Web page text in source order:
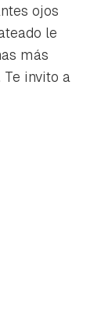
ojos
le
más
Te invito a